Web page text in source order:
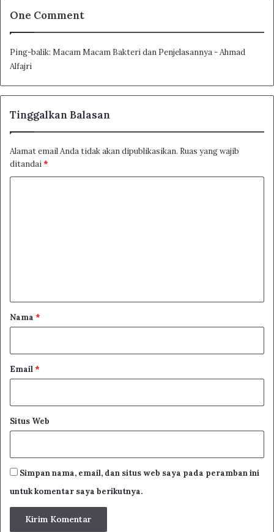
One Comment
Ping-balik: Macam Macam Bakteri dan Penjelasannya - Ahmad
Alfajri
Tinggalkan Balasan
Alamat email Anda tidak akan dipublikasikan. Ruas yang wajib
ditandai*
r
Nama *
Email*
Situs Web
Simpan nama, email, dan situs web saya pada peramban ini
untuk komentar saya berikutnya.